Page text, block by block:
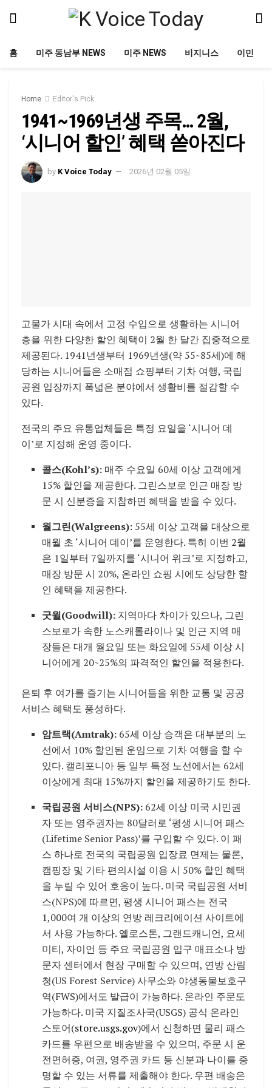
홈 미주 동남부 NEWS 미주 NEWS 비지니스 이민
Home Editor's Pick
1941~1969년생 주목… 2월,
‘시니어 할인’ 혜택 쏟아진다
by K Voice Today 2026년 02월 05일
고물가 시대 속에서 고정 수입으로 생활하는 시니어
층을 위한 다양한 할인 혜택이 2월 한 달간 집중적으로
제공된다. 1941년생부터 1969년생(약 55~85세)에 해
당하는 시니어들은 소매점 쇼핑부터 기차 여행, 국립
공원 입장까지 폭넓은 분야에서 생활비를 절감할 수
있다.
전국의 주요 유통업체들은 특정 요일을 ‘시니어 데
이’로 지정해 운영 중이다.
콜스(Kohl’s): 매주 수요일 60세 이상 고객에게
15% 할인을 제공한다. 그린스보로 인근 매장 방
문 시 신분증을 지참하면 혜택을 받을 수 있다.
월그린(Walgreens): 55세 이상 고객을 대상으로
매월 초 ‘시니어 데이’를 운영한다. 특히 이번 2월
은 1일부터 7일까지를 ‘시니어 위크’로 지정하고,
매장 방문 시 20%, 온라인 쇼핑 시에도 상당한 할
인 혜택을 제공한다.
굿윌(Goodwill): 지역마다 차이가 있으나, 그린
스보로가 속한 노스캐롤라이나 및 인근 지역 매
장들은 대개 월요일 또는 화요일에 55세 이상 시
니어에게 20~25%의 파격적인 할인을 적용한다.
은퇴 후 여가를 즐기는 시니어들을 위한 교통 및 공공
서비스 혜택도 풍성하다.
암트랙(Amtrak): 65세 이상 승객은 대부분의 노
선에서 10% 할인된 운임으로 기차 여행을 할 수
있다. 캘리포니아 등 일부 특정 노선에서는 62세
이상에게 최대 15%까지 할인을 제공하기도 한다.
국립공원 서비스(NPS): 62세 이상 미국 시민권
자 또는 영주권자는 80달러로 ‘평생 시니어 패스
(Lifetime Senior Pass)’를 구입할 수 있다. 이 패
스 하나로 전국의 국립공원 입장료 면제는 물론,
캠핑장 및 기타 편의시설 이용 시 50% 할인 혜택
을 누릴 수 있어 호응이 높다. 미국 국립공원 서비
스(NPS)에 따르면, 평생 시니어 패스는 전국
1,000여 개 이상의 연방 레크리에이션 사이트에
서 사용 가능하다. 옐로스톤, 그랜드캐니언, 요세
미티, 자이언 등 주요 국립공원 입구 매표소나 방
문자 센터에서 현장 구매할 수 있으며, 연방 산림
청(US Forest Service) 사무소와 야생동물보호구
역(FWS)에서도 발급이 가능하다. 온라인 주문도
가능하다. 미국 지질조사국(USGS) 공식 온라인
스토어(store.usgs.gov)에서 신청하면 물리 패스
카드를 우편으로 배송받을 수 있으며, 주문 시 운
전면허증, 여권, 영주권 카드 등 신분과 나이를 증
명할 수 있는 서류를 제출해야 한다. 우편 배송은